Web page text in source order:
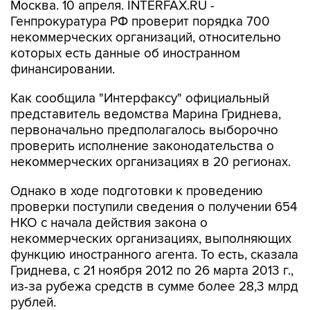
Москва. 10 апреля. INTERFAX.RU -
Генпрокуратура РФ проверит порядка 700
некоммерческих организаций, относительно
которых есть данные об иностранном
финансировании.
Как сообщила "Интерфаксу" официальный
представитель ведомства Марина Гриднева,
первоначально предполагалось выборочно
проверить исполнение законодательства о
некоммерческих организациях в 20 регионах.
Однако в ходе подготовки к проведению
проверки поступили сведения о получении 654
НКО с начала действия закона о
некоммерческих организациях, выполняющих
функцию иностранного агента. То есть, сказала
Гриднева, с 21 ноября 2012 по 26 марта 2013 г.,
из-за рубежа средств в сумме более 28,3 млрд
рублей.